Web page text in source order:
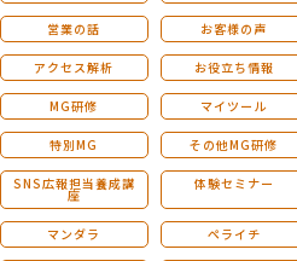
営業の話 お客様の声
アクセス解析 お役立ち情報
MG研修 マイツール
特別MG その他MG研修
SNS広報担当養成講
座
体験セミナー
マンダラ ペライチ